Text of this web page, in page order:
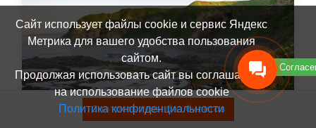
Смотреть туры без билетов
Сайт использует файлы cookie и сервис Яндекс
Метрика для вашего удобства пользования
сайтом.
Продолжая использовать сайт вы соглашаетесь
на использование файлов cookie
Политика конфиденциальности